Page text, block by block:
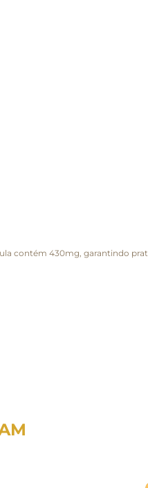
contém 430mg, garantindo